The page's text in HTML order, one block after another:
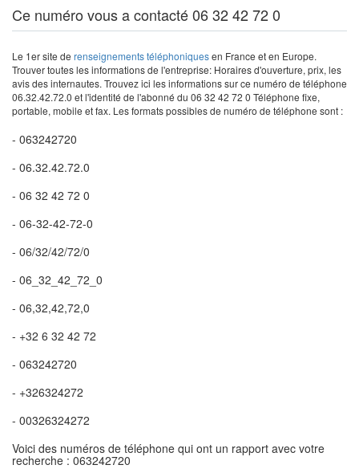
Ce numéro vous a contacté 06 32 42 72 0
Le 1er site de renseignements téléphoniquesen France et en Europe.
Trouver toutes les informations de l'entreprise: Horaires d'ouverture, prix, les
avis des internautes. Trouvez ici les informations sur ce numéro de téléphone
06.32.42.72.0 et l'identité de l'abonné du 06 32 42 72 0 Téléphone fixe,
portable, mobile et fax. Les formats possibles de numéro de téléphone sont :
- 063242720
- 06.32.42.72.0
- 06 32 42 72 0
- 06-32-42-72-0
- 06/32/42/72/0
- 06_32_42_72_0
- 06,32,42,72,0
- +32 6 32 42 72
- 063242720
- +326324272
- 00326324272
Voici des numéros de téléphone qui ont un rapport avec votre
recherche : 063242720